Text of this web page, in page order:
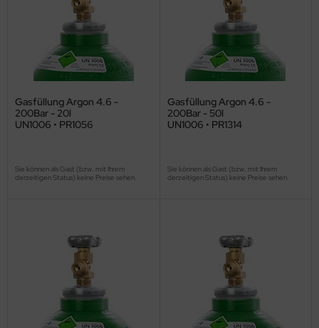
Gasfüllung Argon 4.6 -
200Bar - 20l
UN1006 • PR1056
Sie können als Gast (bzw. mit Ihrem
derzeitigen Status) keine Preise sehen.
Gasfüllung Argon 4.6 -
200Bar - 50l
UN1006 • PR1314
Sie können als Gast (bzw. mit Ihrem
derzeitigen Status) keine Preise sehen.